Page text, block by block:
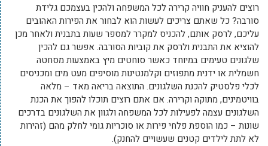
רוצים להעניק חוויה קרירה לכל המשפחה ולהכין בעצמכם גלידת
סורבה? כל שאתם צריכים לעשות הוא לבחור את הפירות האהובים
עליכם, לרסק אותם, להכניס למקרר למספר שעות בתבנית ולאחר מכן
להוציא את התבנית ולרסק את קוביות הסורבה. אפשר גם להכין
שלגונים טעימים במיוחד כאשר סוחטים מיץ באמצעות מסחטה
חשמלית או ידנית מתפוזים וקלמנטינות מוסיפים מעט מים ומכניסים
לכלי פלסטיק להכנת השלגונים. התוצאה בריאה מאד – מלאה
בוויטמינים, מתוקה וקרירה. אם אתם רוצים תוכלו להפוך את הכנת
השלגונים עצמה לפעילות לכל המשפחה ולגוון את השלגונים בדרכים
שונות – כמו הוספת פלחי פירות או סוכריות גומי לחלק מהם (זהירות
לא לתת לילדים קטנים שעשויים להחנק).